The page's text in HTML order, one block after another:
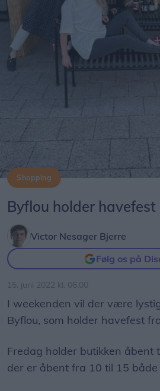
Shopping
Byflou holder havefest
Victor Nesager Bjerre
Følg os på
15. juni 2022 kl. 06.00
I weekenden vil der være
Byflou, som holder havefest
Fredag holder butikken åbent
der er åbent fra 10 til 15